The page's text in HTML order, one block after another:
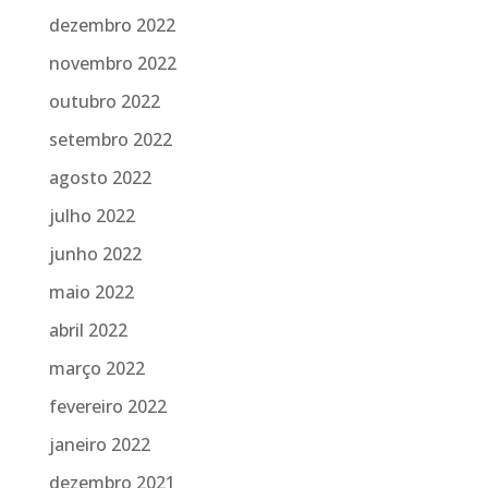
dezembro 2022
novembro 2022
outubro 2022
setembro 2022
agosto 2022
julho 2022
junho 2022
maio 2022
abril 2022
março 2022
fevereiro 2022
janeiro 2022
dezembro 2021